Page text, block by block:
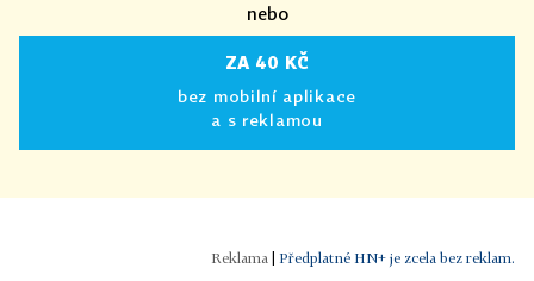
nebo
ZA 40 KČ
bez mobilní aplikace
a s reklamou
Předplatné HN+ je zcela bez reklam.